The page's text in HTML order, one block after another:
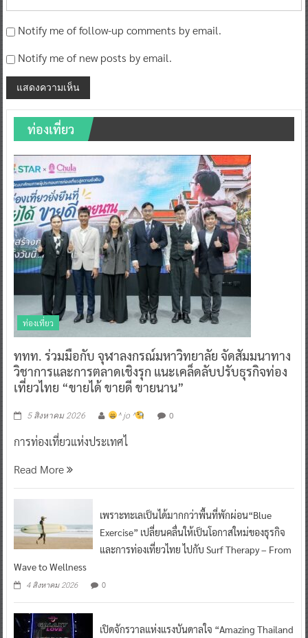
Notify me of follow-up comments by email.
Notify me of new posts by email.
ท่องเที่ยว
ท่องเที่ยว
ททท. ร่วมมือกับ จุฬาลงกรณ์มหาวิทยาลัย จัดสัมมนาทาง
วิชาการและการตลาดเชิงรุก แนะเคล็ดลับปรับธุรกิจท่อง
เที่ยวไทย “ขายได้ ขายดี ขายนาน”
5 สิงหาคม 2026 ^ jo ^ 0
การท่องเที่ยวแห่งประเทศไ
Read More
เพราะทะเลเป็นได้มากกว่าพื้นที่พักผ่อน“Blue
Exercise” เปลี่ยนคลื่นให้เป็นโอกาสใหม่ของธุรกิจ
และการท่องเที่ยวไทย ไปกับ Surf Therapy – From
Wave to Wellness
4 สิงหาคม 2026 0
เปิดจักรวาลแห่งแรงบันดาลใจ “Amazing Thailand